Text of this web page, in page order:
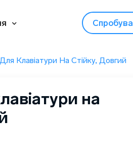
Клавіатури На Стійку, Довгий
на